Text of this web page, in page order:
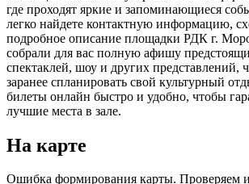
где проходят яркие и запоминающиеся
легко найдете контактную информацию,
подробное описание площадки РДК г.
собрали для вас полную афишу
спектаклей, шоу и других представлений,
заранее спланировать свой культурный
билеты онлайн быстро и удобно, чтобы
лучшие места в зале.
На карте
Ошибка формирования карты. Проверяем